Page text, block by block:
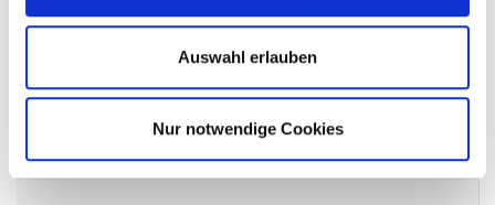
Auswahl erlauben
Nur notwendige Cookies
Telefon*